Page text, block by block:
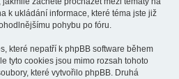
k ukládání informace, které téma jste již
pohybu po fóru.
které nepatří k phpBB software během
tyto cookies jsou mimo rozsah tohoto
které vytvořilo phpBB. Druhá